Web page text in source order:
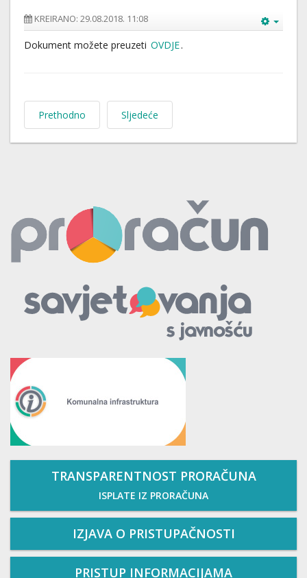
KREIRANO: 29.08.2018. 11:08
Dokument možete preuzeti OVDJE.
Prethodno Sljedeće
TRANSPARENTNOST PRORAČUNA
ISPLATE IZ PRORAČUNA
IZJAVA O PRISTUPAČNOSTI
PRISTUP INFORMACIJAMA